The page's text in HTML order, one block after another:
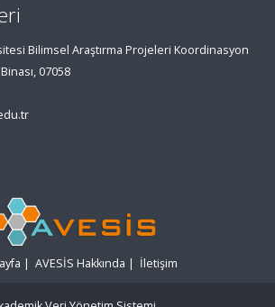
Bilimsel Araştırma Projeleri Koordinasyon
07058
| AVESİS Hakkında | İletişim